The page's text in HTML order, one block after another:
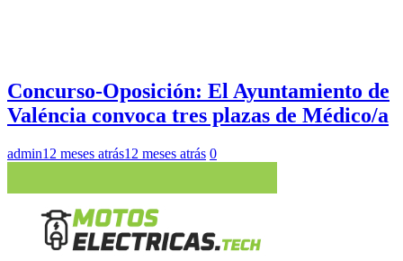
Concurso-Oposición: El Ayuntamiento de
Valéncia convoca tres plazas de Médico/a
admin12 meses atrás12 meses atrás 0